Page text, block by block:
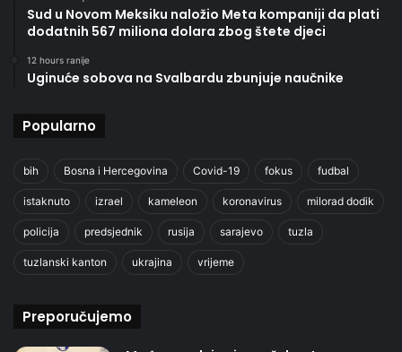
Sud u Novom Meksiku naložio Meta kompaniji da plati
dodatnih 567 miliona dolara zbog štete djeci
12 hours ranije
Uginuće sobova na Svalbardu zbunjuje naučnike
Popularno
bih Bosna i Hercegovina Covid-19 fokus fudbal
istaknuto izrael kameleon koronavirus milorad dodik
policija predsjednik rusija sarajevo tuzla
tuzlanski kanton ukrajina vrijeme
Preporučujemo